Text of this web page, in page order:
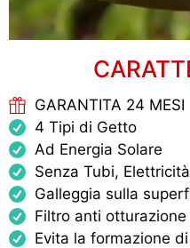
GARANTITA 24 MESI
4 Tipi di Getto
Ad Energia Solare
Senza Tubi,
Galleggia sulla
Filtro anti otturazione
Evita la formazione